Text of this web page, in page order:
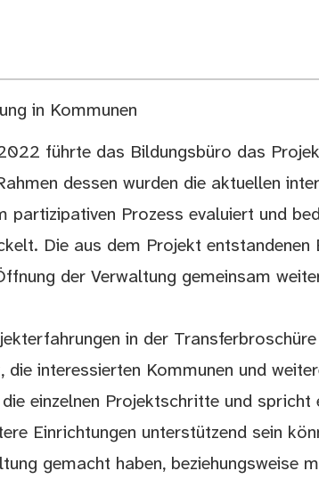
in Kommunen
führte das Bildungsbüro das
dessen wurden die aktuellen
partizipativen Prozess evaluiert und
Die aus dem Projekt entstandenen
der Verwaltung gemeinsam
in der
die interessierten Kommunen und
einzelnen Projektschritte und spricht
Einrichtungen unterstützend sein
gemacht haben, beziehungsweise